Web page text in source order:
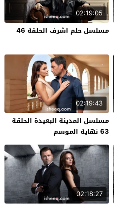
02:19:05
مسلسل حلم اشرف الحلقة 46
02:19:43
مسلسل المدينة البعيدة الحلقة
63 نهاية الموسم
02:18:27